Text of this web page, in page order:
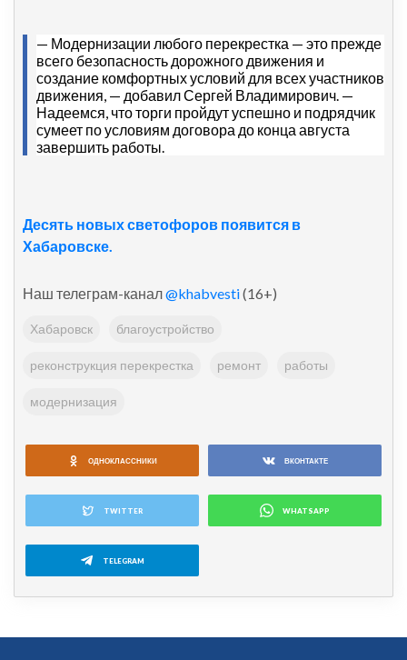
— Модернизации любого перекрестка — это прежде
всего безопасность дорожного движения и
создание комфортных условий для всех участников
движения, — добавил Сергей Владимирович. —
Надеемся, что торги пройдут успешно и подрядчик
сумеет по условиям договора до конца августа
завершить работы.
Десять новых светофоров появится в
Хабаровске.
Наш телеграм-канал@khabvesti(16+)
Хабаровск благоустройство
реконструкция перекрестка ремонт работы
модернизация
ОДНОКЛАССНИКИ ВКОНТАКТЕ
TWITTER WHATSAPP
TELEGRAM